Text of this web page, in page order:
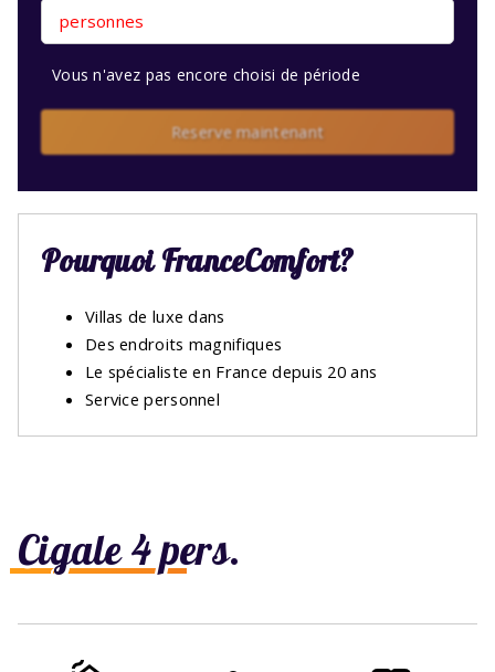
Cigale 4 pers.
personnes
Vous n'avez pas encore choisi de période
Reserve maintenant
Pourquoi FranceComfort?
Villas de luxe dans
Des endroits magnifiques
Le spécialiste en France depuis 20 ans
Service personnel